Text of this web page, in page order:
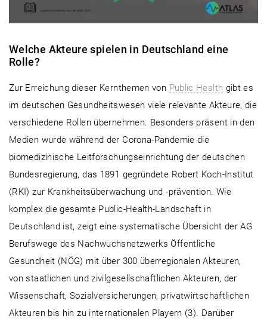
Welche Akteure spielen in Deutschland eine
Rolle?
Zur Erreichung dieser Kernthemen von Public Health gibt es
im deutschen Gesundheitswesen viele relevante Akteure, die
verschiedene Rollen übernehmen. Besonders präsent in den
Medien wurde während der Corona-Pandemie die
biomedizinische Leitforschungseinrichtung der deutschen
Bundesregierung, das 1891 gegründete Robert Koch-Institut
(RKI) zur Krankheitsüberwachung und -prävention. Wie
komplex die gesamte Public-Health-Landschaft in
Deutschland ist, zeigt eine systematische Übersicht der AG
Berufswege des Nachwuchsnetzwerks Öffentliche
Gesundheit (NÖG) mit über 300 überregionalen Akteuren,
von staatlichen und zivilgesellschaftlichen Akteuren, der
Wissenschaft, Sozialversicherungen, privatwirtschaftlichen
Akteuren bis hin zu internationalen Playern (3). Darüber